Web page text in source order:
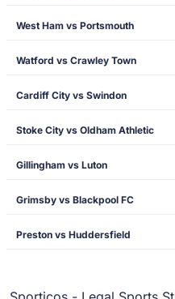
West Ham vs Portsmouth
Watford vs Crawley Town
Cardiff City vs Swindon
Stoke City vs Oldham Athletic
Gillingham vs Luton
Grimsby vs Blackpool FC
Preston vs Huddersfield